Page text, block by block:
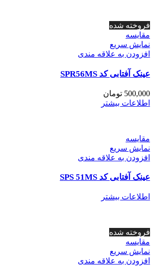
فروخته شده
مقايسه
نمایش سریع
افزودن به علاقه مندی
عینک آفتابی کد SPR56MS
500,000 تومان
اطلاعات بیشتر
مقايسه
نمایش سریع
افزودن به علاقه مندی
عینک آفتابی کد SPS 51MS
اطلاعات بیشتر
فروخته شده
مقايسه
نمایش سریع
افزودن به علاقه مندی